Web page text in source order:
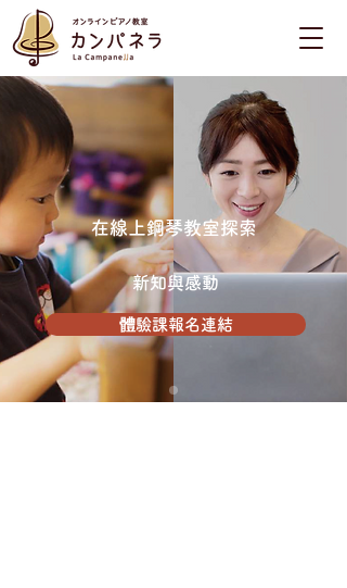
在線上鋼琴教室探索
新知與感動
體驗課報名連結